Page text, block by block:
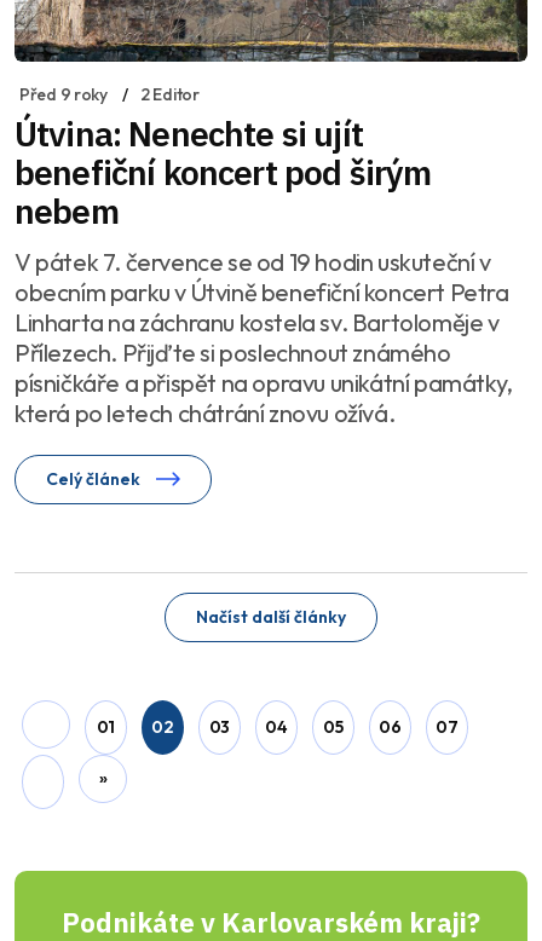
Před 9 roky 2 Editor
Útvina: Nenechte si ujít
benefiční koncert pod širým
nebem
V pátek 7. července se od 19 hodin uskuteční v
obecním parku v Útvině benefiční koncert Petra
Linharta na záchranu kostela sv. Bartoloměje v
Přílezech. Přijďte si poslechnout známého
písničkáře a přispět na opravu unikátní památky,
která po letech chátrání znovu ožívá.
Celý článek
Načíst další články
01 02 03 04 05 06 07
»
Podnikáte v Karlovarském kraji?